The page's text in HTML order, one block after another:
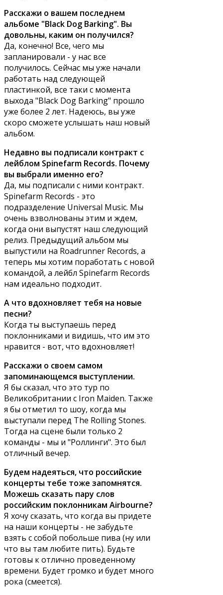
Расскажи о вашем последнем
альбоме "Black Dog Barking". Вы
довольны, каким он получился?
Да, конечно! Все, чего мы
запланировали - у нас все
получилось. Сейчас мы уже начали
работать над следующей
пластинкой, все таки с момента
выхода "Black Dog Barking" прошло
уже более 2 лет. Надеюсь, вы уже
скоро сможете услышать наш новый
альбом.
Недавно вы подписали контракт с
лейблом Spinefarm Records. Почему
вы выбрали именно его?
Да, мы подписали с ними контракт.
Spinefarm Records - это
подразделение Universal Music. Мы
очень взволнованы этим и ждем,
когда они выпустят наш следующий
релиз. Предыдущий альбом мы
выпустили на Roadrunner Records, а
теперь мы хотим поработать с новой
командой, а лейбл Spinefarm Records
нам идеально подходит.
А что вдохновляет тебя на новые
песни?
Когда ты выступаешь перед
поклонниками и видишь, что им это
нравится - вот, что вдохновляет!
Расскажи о своем самом
запоминающемся выступлении.
Я бы сказал, что это тур по
Великобритании с Iron Maiden. Также
я бы отметил то шоу, когда мы
выступали перед The Rolling Stones.
Тогда на сцене были только 2
команды - мы и "Роллинги". Это был
отличный вечер.
Будем надеяться, что российские
концерты тебе тоже запомнятся.
Можешь сказать пару слов
российским поклонникам Airbourne?
Я хочу сказать, что когда вы придете
на наши концерты - не забудьте
взять с собой побольше пива (ну или
что вы там любите пить). Будьте
готовы к отлично проведенному
времени. Будет громко и будет много
рока (смеется).